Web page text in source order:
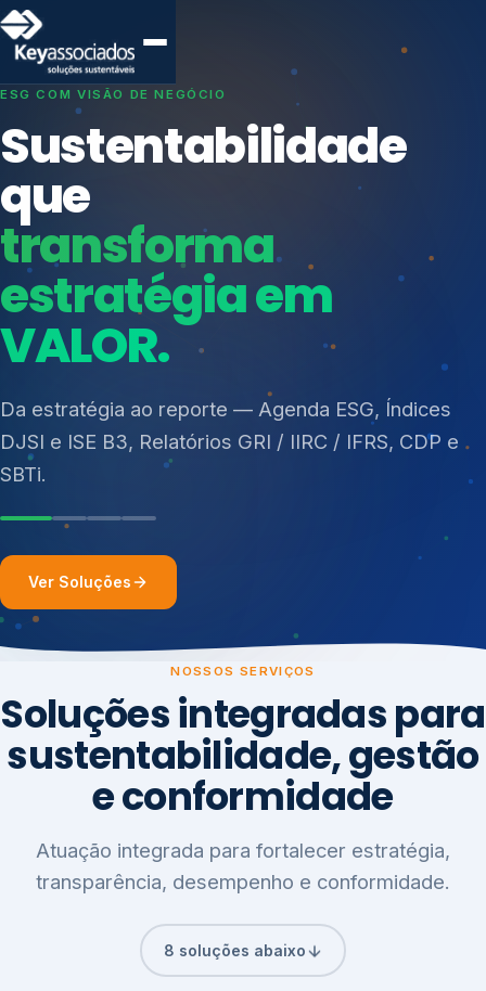
SISTEMAS DE GESTÃO OTIMIZADOS E INTEGRADOS
Conformidade que
protege seu
negócio.
Consultoria, auditoria e treinamentos em ISO 27001,
ISO 27701, ISO 42001, ISO 37001, ISO 9001, ISO
resíduos sólidos (PGRS/PMGRS).
Índices de Mercado
Mudanças Climáticas
Reputação e Cadeia
Reporte Regulatório
Ver Soluções
NOSSOS SERVIÇOS
Soluções integradas para
sustentabilidade, gestão
e conformidade
Atuação integrada para fortalecer estratégia,
transparência, desempenho e conformidade.
8 soluções abaixo